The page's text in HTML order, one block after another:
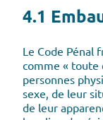
4.1
Le Code Pénal
comme « toute
personnes
sexe, de leur
de leur